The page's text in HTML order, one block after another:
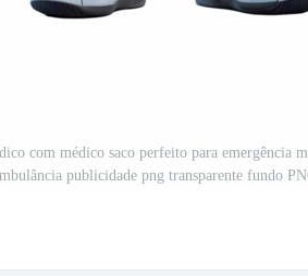
com médico saco perfeito para emergência
publicidade png transparente fundo